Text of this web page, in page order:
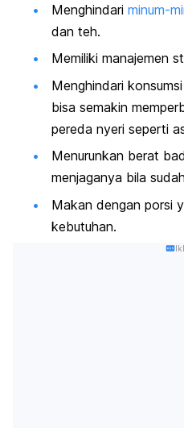
Menghindari minum-
dan teh.
Memiliki manajemen
Menghindari
bisa semakin
pereda nyeri seperti
Menurunkan berat
menjaganya bila
Makan dengan porsi
kebutuhan.